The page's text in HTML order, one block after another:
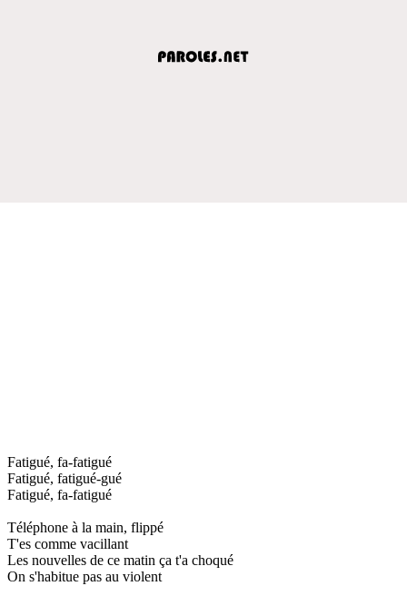
Fatigué, fa-fatigué
Fatigué, fatigué-gué
Fatigué, fa-fatigué
Téléphone à la main, flippé
T'es comme vacillant
Les nouvelles de ce matin ça t'a choqué
On s'habitue pas au violent